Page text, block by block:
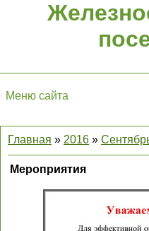
Меню сайта
Главная » 2016 »
Мероприятия